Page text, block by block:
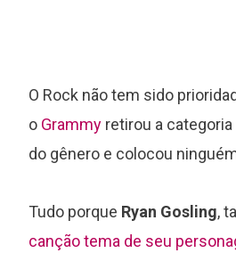
O Rock não tem sido
o Grammy retirou a
do gênero e colocou
Tudo porque Ryan Gosling,
canção tema de seu